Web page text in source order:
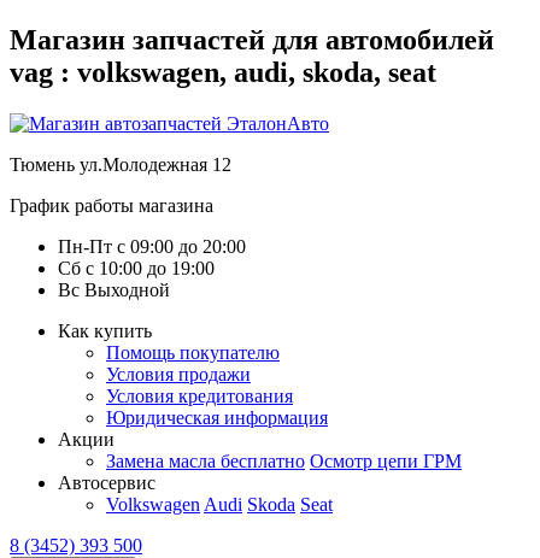
Магазин запчастей для автомобилей
vag : volkswagen, audi, skoda, seat
Тюмень ул.Молодежная 12
График работы магазина
Пн-Пт с 09:00 до 20:00
Сб с 10:00 до 19:00
Вс Выходной
Как купить
Помощь покупателю
Условия продажи
Условия кредитования
Юридическая информация
Акции
Замена масла бесплатно Осмотр цепи ГРМ
Автосервис
Volkswagen Audi Skoda Seat
8 (3452) 393 500